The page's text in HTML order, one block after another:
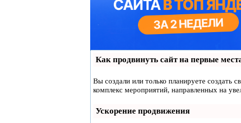
Как продвинуть сайт на первые
Вы создали или только планируете создать
комплекс мероприятий, направленных на
Ускорение продвижения